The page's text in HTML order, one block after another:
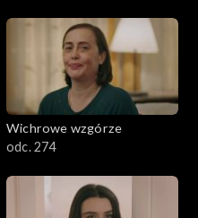
Wichrowe wzgórze
odc. 274